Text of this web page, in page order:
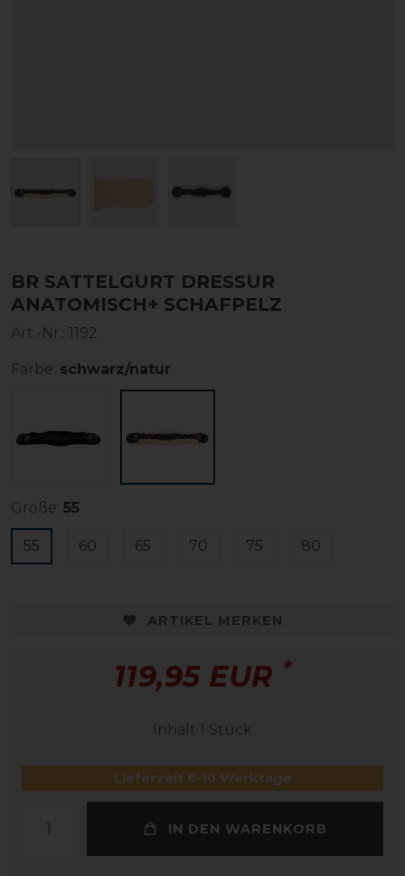
BR SATTELGURT DRESSUR
ANATOMISCH+ SCHAFPELZ
Art.-Nr.: 1192
Farbe: schwarz/natur
Größe: 55
55 60 65 70 75 80
ARTIKEL MERKEN
119,95 EUR *
Inhalt 1 Stück
Lieferzeit 6-10 Werktage
IN DEN WARENKORB